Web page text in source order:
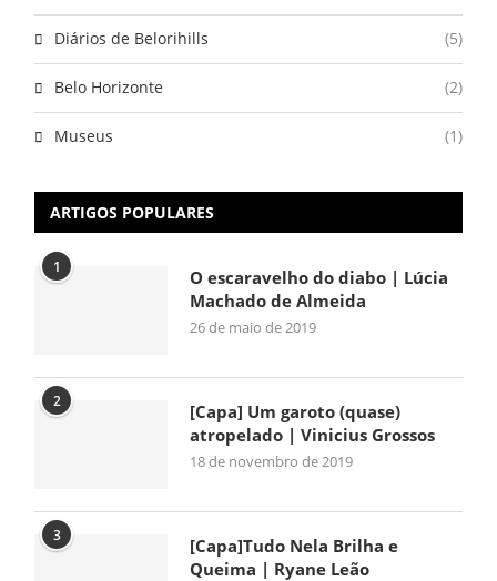
Diários de Belorihills (5)
Belo Horizonte (2)
Museus (1)
ARTIGOS POPULARES
1
O escaravelho do diabo | Lúcia
Machado de Almeida
26 de maio de 2019
2
[Capa] Um garoto (quase)
atropelado | Vinicius Grossos
18 de novembro de 2019
3
[Capa]Tudo Nela Brilha e
Queima | Ryane Leão